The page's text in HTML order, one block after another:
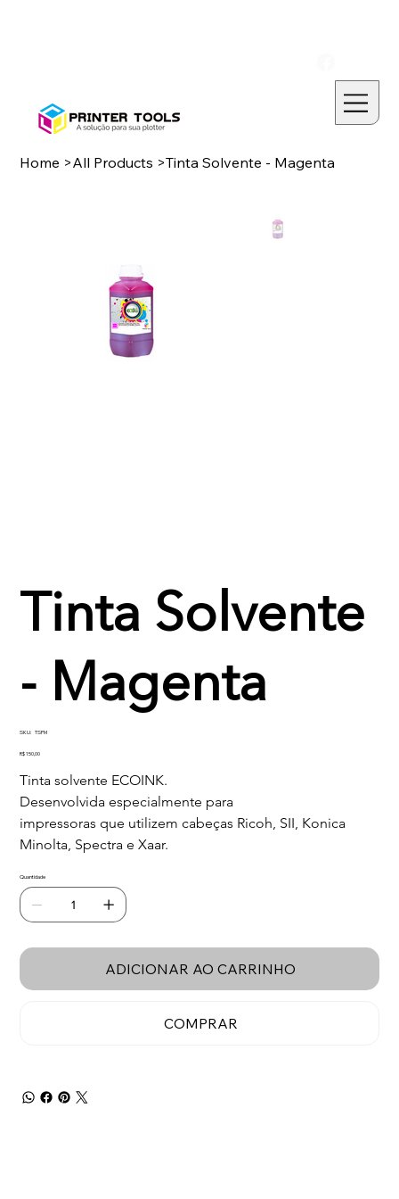
Home >All Products >Tinta Solvente - Magenta
Tinta Solvente
- Magenta
SKU: SKU
TSPM
Preço
R$ 150,00
Tinta solvente ECOINK.
Desenvolvida especialmente para
impressoras que utilizem cabeças Ricoh, SII, Konica
Minolta, Spectra e Xaar.
Quantidade
ADICIONAR AO CARRINHO
COMPRAR